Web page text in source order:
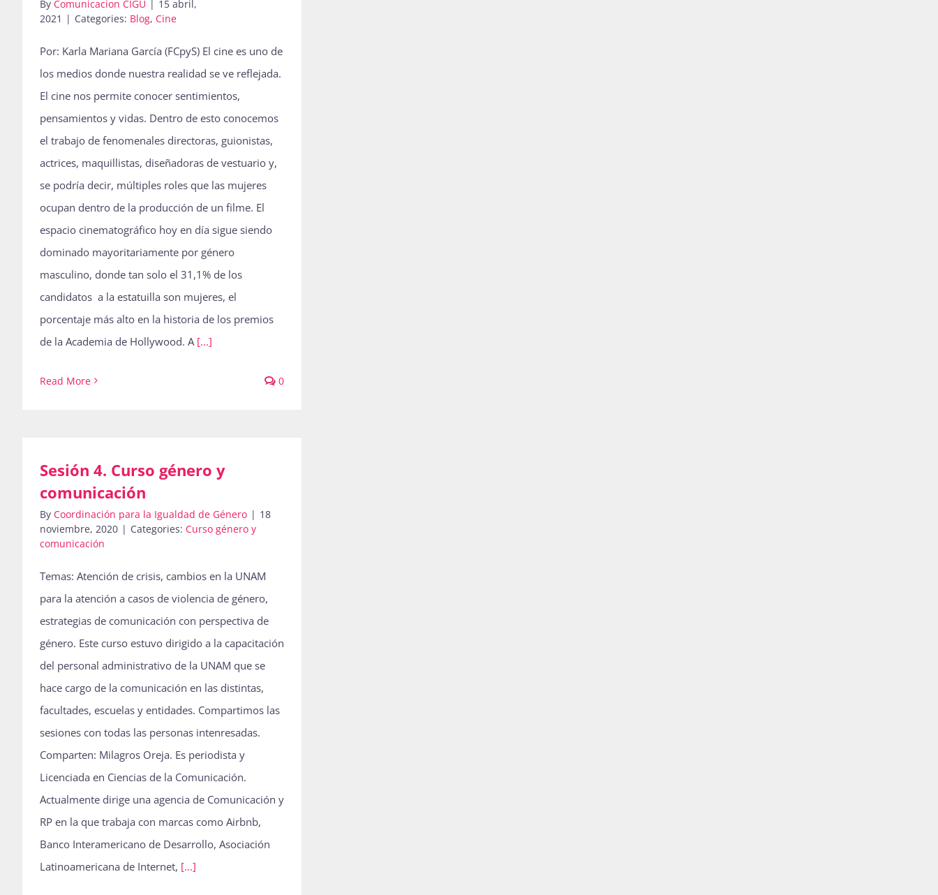
By Comunicacion CIGU | 15 abril,
2021 | Categories: Blog, Cine
Por: Karla Mariana García (FCpyS) El cine es uno de
los medios donde nuestra realidad se ve reflejada.
El cine nos permite conocer sentimientos,
pensamientos y vidas. Dentro de esto conocemos
el trabajo de fenomenales directoras, guionistas,
actrices, maquillistas, diseñadoras de vestuario y,
se podría decir, múltiples roles que las mujeres
ocupan dentro de la producción de un filme. El
espacio cinematográfico hoy en día sigue siendo
dominado mayoritariamente por género
masculino, donde tan solo el 31,1% de los
candidatos a la estatuilla son mujeres, el
porcentaje más alto en la historia de los premios
de la Academia de Hollywood. A [...]
Read More 0
Sesión 4. Curso género y
comunicación
By Coordinación para la Igualdad de Género | 18
noviembre, 2020 | Categories: Curso género y
comunicación
Temas: Atención de crisis, cambios en la UNAM
para la atención a casos de violencia de género,
estrategias de comunicación con perspectiva de
género. Este curso estuvo dirigido a la capacitación
del personal administrativo de la UNAM que se
hace cargo de la comunicación en las distintas,
facultades, escuelas y entidades. Compartimos las
sesiones con todas las personas intenresadas.
Comparten: Milagros Oreja. Es periodista y
Licenciada en Ciencias de la Comunicación.
Actualmente dirige una agencia de Comunicación y
RP en la que trabaja con marcas como Airbnb,
Banco Interamericano de Desarrollo, Asociación
Latinoamericana de Internet, [...]